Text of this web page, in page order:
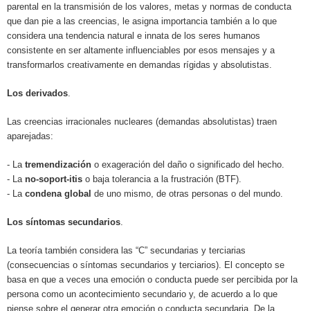
parental en la transmisión de los valores, metas y normas de conducta
que dan pie a las creencias, le asigna importancia también a lo que
considera una tendencia natural e innata de los seres humanos
consistente en ser altamente influenciables por esos mensajes y a
transformarlos creativamente en demandas rígidas y absolutistas.
Los derivados
Las creencias irracionales nucleares (demandas absolutistas) traen
aparejadas:
- La tremendización o exageración del daño o significado del hecho.
- La no-soport-itis o baja tolerancia a la frustración (BTF).
- La condena global de uno mismo, de otras personas o del mundo.
Los síntomas secundarios
La teoría también considera las “C” secundarias y terciarias
(consecuencias o síntomas secundarios y terciarios). El concepto se
basa en que a veces una emoción o conducta puede ser percibida por la
persona como un acontecimiento secundario y, de acuerdo a lo que
piense sobre el generar otra emoción o conducta secundaria. De la